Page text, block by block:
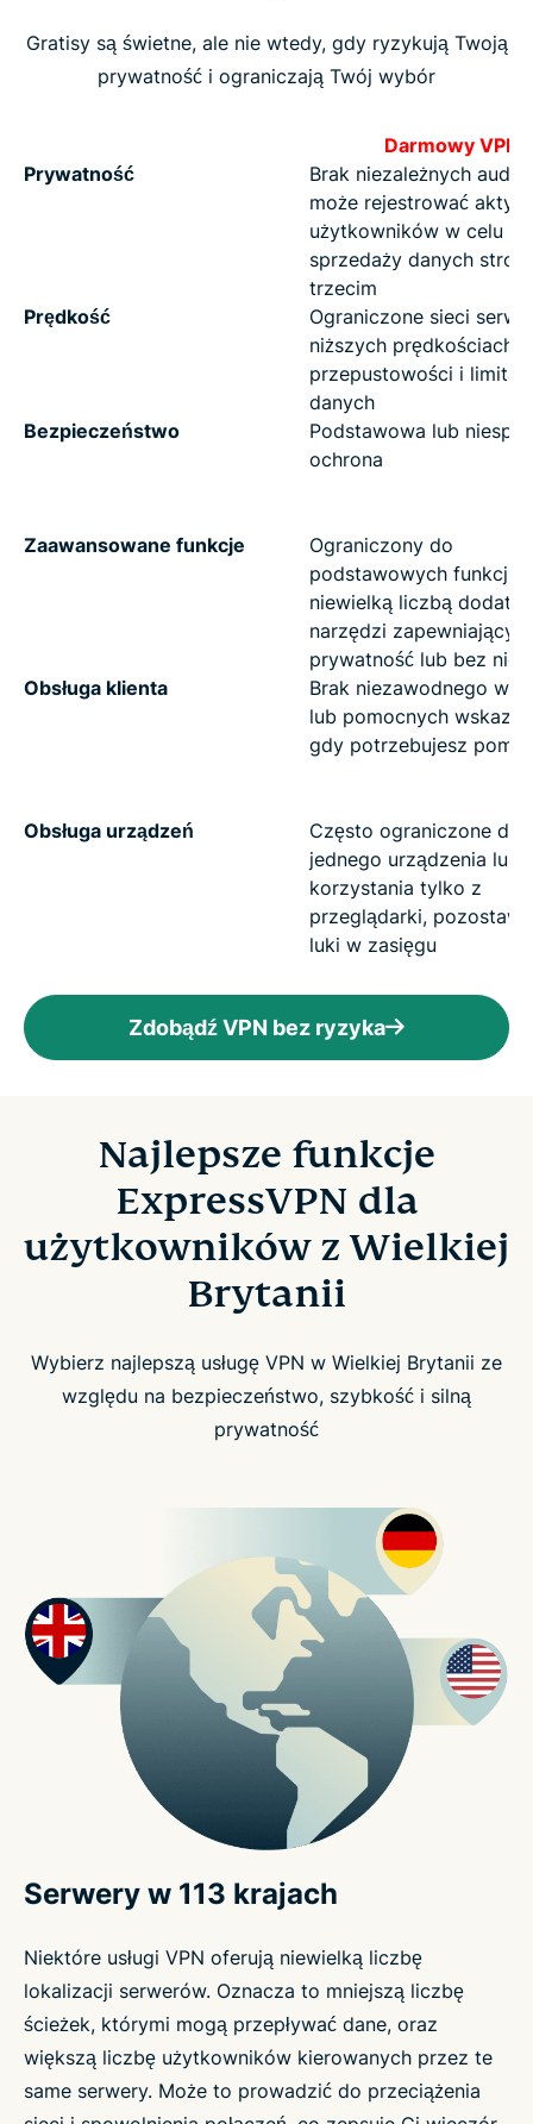
Gratisy są świetne, ale nie wtedy, gdy ryzykują Twoją
prywatność i ograniczają Twój wybór
Darmowy VPN
Prywatność
Brak niezależnych
może rejestrować
użytkowników w celu
sprzedaży danych
trzecim
Prędkość
Ograniczone sieci
niższych prędkościach,
przepustowości i
danych
Bezpieczeństwo
Podstawowa lub
ochrona
Zaawansowane funkcje
Ograniczony do
podstawowych funkcji
niewielką liczbą
narzędzi
prywatność lub bez nich
Obsługa klienta
Brak niezawodnego
lub pomocnych
gdy potrzebujesz
Obsługa urządzeń
Często ograniczone do
jednego urządzenia lub
korzystania tylko z
przeglądarki,
luki w zasięgu
Zdobądź VPN bez ryzyka
Najlepsze funkcje
ExpressVPN dla
użytkowników z Wielkiej
Brytanii
Wybierz najlepszą usługę VPN w Wielkiej Brytanii ze
względu na bezpieczeństwo, szybkość i silną
prywatność
Serwery w 113 krajach
Niektóre usługi VPN oferują niewielką liczbę
lokalizacji serwerów. Oznacza to mniejszą liczbę
ścieżek, którymi mogą przepływać dane, oraz
większą liczbę użytkowników kierowanych przez te
same serwery. Może to prowadzić do przeciążenia